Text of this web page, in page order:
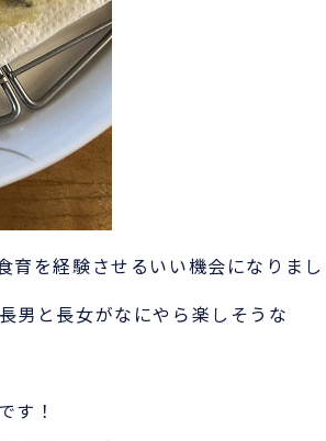
育を経験させるいい機会になりま
男と長女がなにやら楽しそうな
す！